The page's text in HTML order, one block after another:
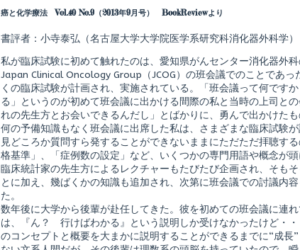
析
こ
で
わ
か
る！
臨
床
統
計
ま
る
ご
と
図
解
published
on
author
生
時
間
解
析
が
こ
れ
で
わ
か
る！
臨
床
計
ま
る
ご
癌と化学療法 Vol.40 No.9（2013年9月号） BookReviewより
書評者：小寺泰弘（名古屋大学大学院医学系研究科消化器外科学）
私が臨床試験に初めて触れたのは、愛知県がんセンター消化器外
Japan Clinical Oncology Group（JCOG）の班会議でのことであっ
くの臨床試験が計画され、実施されている。「班会議って何で
る」というのが初めて班会議に出かける間際の私と当時の上司と
れの先生方とお会いできるんだし」とばかりに、勇んで出かけたも
何の予備知識もなく班会議に出席した私は、さまざまな臨床試験
見どころか質問すら発することができないままにただただ拝聴す
格基準」、「症例数の設定」など、いくつかの専門用語や概念が
臨床統計家の先生方によるレクチャーもたびたび企画され、そも
とに加え、幾ばくかの知識も追加され、次第に班会議での討議内
た。
数年後に大学から後輩が赴任してきた。彼を初めての班会議に連
は、『ん？ 行けばわかる』という説明しか受けなかったけど・
のコンセプトと概要を大まかに説明することができるまでに“成長